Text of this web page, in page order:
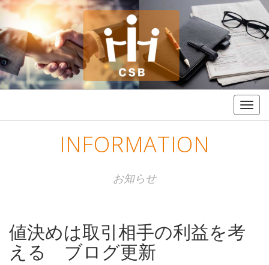
INFORMATION
お知らせ
値決めは取引相手の利益を考
える ブログ更新